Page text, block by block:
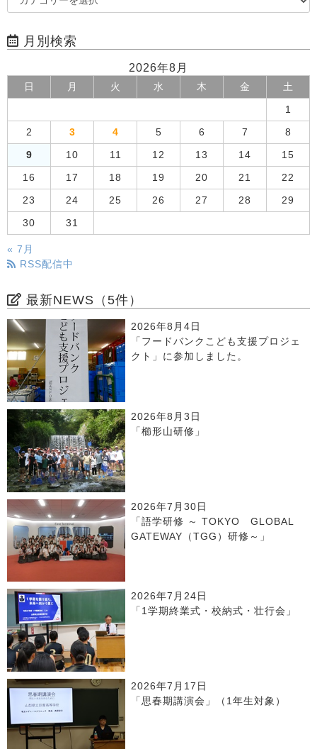
月別検索
2026年8月
日 月 火 水 木 金 土
1
2 3 4 5 6 7 8
9 10 11 12 13 14 15
16 17 18 19 20 21 22
23 24 25 26 27 28 29
30 31
« 7月
RSS配信中
最新NEWS（5件）
2026年8月4日
「フードバンクこども支援プロジェ
クト」に参加しました。
2026年8月3日
「櫛形山研修」
2026年7月30日
「語学研修 ～ TOKYO GLOBAL
GATEWAY（TGG）研修～」
2026年7月24日
「1学期終業式・校納式・壮行会」
2026年7月17日
「思春期講演会」（1年生対象）